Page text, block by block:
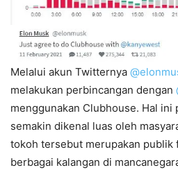
Melalui akun Twitternya
melakukan perbincangan dengan
menggunakan Clubhouse. Hal ini
semakin dikenal luas oleh
tokoh tersebut merupakan publik
berbagai kalangan di